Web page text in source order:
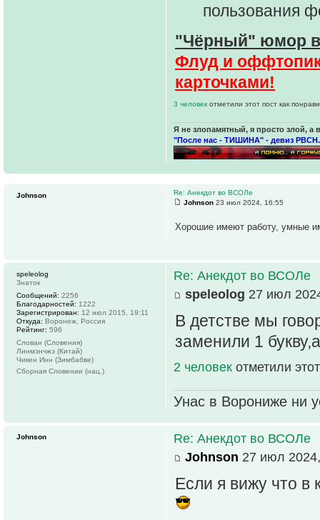
пользования
"Чёрный" юмор в
Флуд и оффтопик
карточками!
3 человек отметили этот пост как
Я не злопамятный, я просто злой, а
"После нас - ТИШИНА" - девиз РВСН.
Re: Анекдот во ВСОЛе
Johnson 23 июл 2024, 16:55
Хорошие имеют работу, умные
Johnson
Re: Анекдот во ВСОЛе
speleolog 27 июл
В детстве мы
заменили 1
2 человек отметили
Унас в Ворониже ни
speleolog
Знаток
Сообщений: 2256
Благодарностей: 1222
Зарегистрирован: 12 июл 2015, 19:11
Откуда: Воронеж, Россия
Рейтинг: 596
Слован (Словения)
Линмэнчжэ (Китай)
Чикен Инн (Зимбабве)
Сборная Словении (нац.)
Re: Анекдот во ВСОЛе
Johnson 27 июл
Если я вижу что в
Johnson